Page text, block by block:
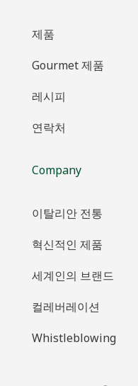
제품
Gourmet 제품
레시피
연락처
Company
이탈리안 전통
혁신적인 제품
세계인의 브랜드
컬레버레이션
Whistleblowing